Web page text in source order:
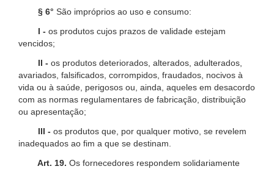
§ 6° São impróprios ao uso e consumo:
I - os produtos cujos prazos de validade estejam
vencidos;
II - os produtos deteriorados, alterados, adulterados,
avariados, falsificados, corrompidos, fraudados, nocivos à
vida ou à saúde, perigosos ou, ainda, aqueles em desacordo
com as normas regulamentares de fabricação, distribuição
ou apresentação;
III - os produtos que, por qualquer motivo, se revelem
inadequados ao fim a que se destinam.
Art. 19. Os fornecedores respondem solidariamente